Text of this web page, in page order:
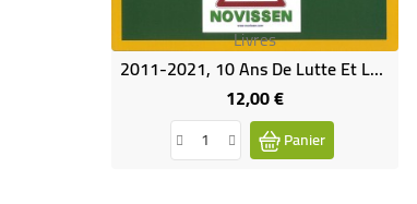
Livres
2011-2021, 10 Ans De Lutte Et La Victoire - Non Aux Usines À Vaches
12,00 €Prix
Panier